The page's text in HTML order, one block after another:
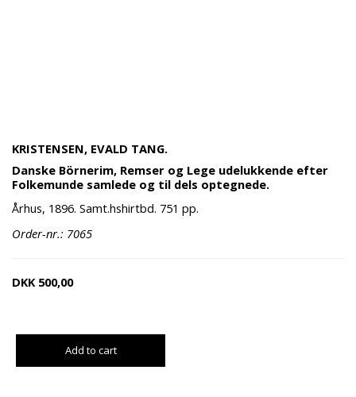
KRISTENSEN, EVALD TANG.
Danske Börnerim, Remser og Lege udelukkende efter
Folkemunde samlede og til dels optegnede.
Århus, 1896. Samt.hshirtbd. 751 pp.
Order-nr.: 7065
DKK 500,00
Add to cart